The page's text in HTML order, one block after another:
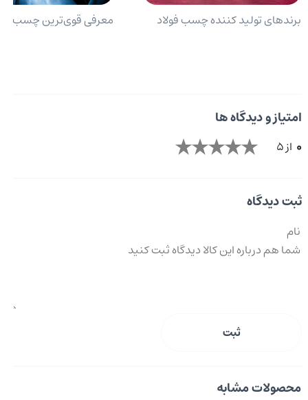
برندهای تولید کننده چسب فولاد معرفی قوی‌ترین چسب
امتیاز و دیدگاه ها
0 از 5
ثبت دیدگاه
ثبت
محصولات مشابه